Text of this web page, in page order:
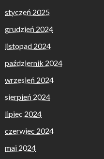
styczeń 2025
grudzień 2024
listopad 2024
październik 2024
wrzesień 2024
sierpień 2024
lipiec 2024
czerwiec 2024
maj 2024